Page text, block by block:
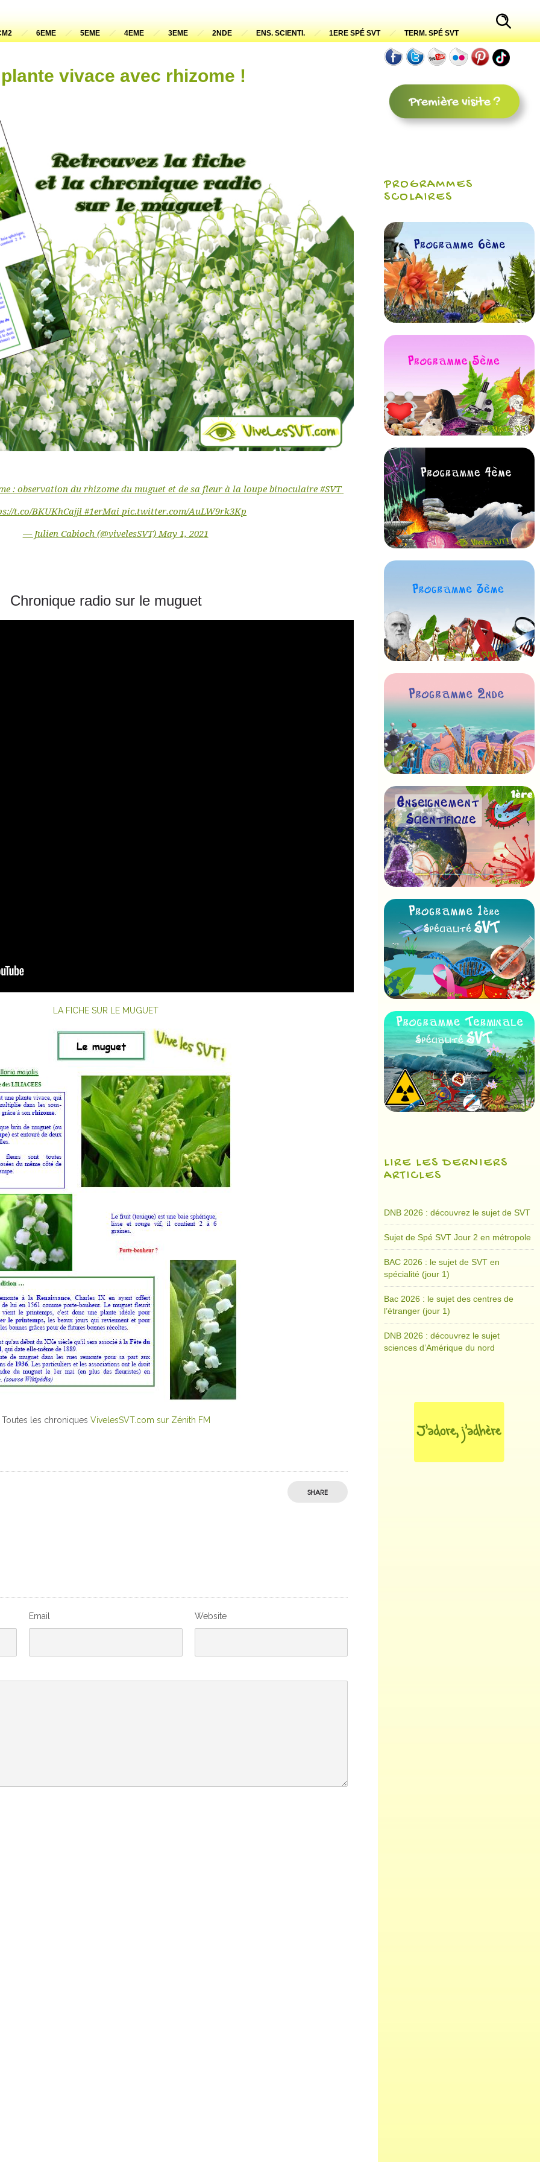
6EME 5EME 4EME 3EME 2NDE ENS. SCIENTI. 1ERE SPÉ SVT
TERM. SPÉ SVT
vivace avec rhizome !
: observation du rhizome du muguet et de sa fleur à la loupe binoculaire#SVT
t.co/BKUKhCajjl #1erMai pic.twitter.com/AuLW9rk3Kp
— Julien Cabioch (@vivelesSVT)May 1, 2021
Chronique radio sur le muguet
LA FICHE SUR LE MUGUET
Toutes les chroniques VivelesSVT.com sur Zénith FM
SHARE
Email Website
PROGRAMMES
SCOLAIRES
LIRE LES DERNIERS
ARTICLES
DNB 2026 : découvrez le sujet de SVT
Sujet de Spé SVT Jour 2 en métropole
BAC 2026 : le sujet de SVT en
spécialité (jour 1)
Bac 2026 : le sujet des centres de
l’étranger (jour 1)
DNB 2026 : découvrez le sujet
sciences d’Amérique du nord